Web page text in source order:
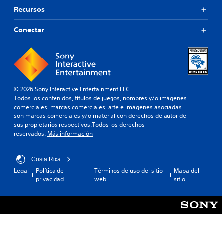
Recursos
Conectar
© 2026 Sony Interactive Entertainment LLC
Todos los contenidos, títulos de juegos, nombres y/o imágenes
comerciales, marcas comerciales, arte e imágenes asociadas
son marcas comerciales y/o material con derechos de autor de
sus propietarios respectivos.Todos los derechos
reservados. Más información
Costa Rica
Legal
Política de
privacidad
Términos de uso del sitio
web
Mapa del
sitio